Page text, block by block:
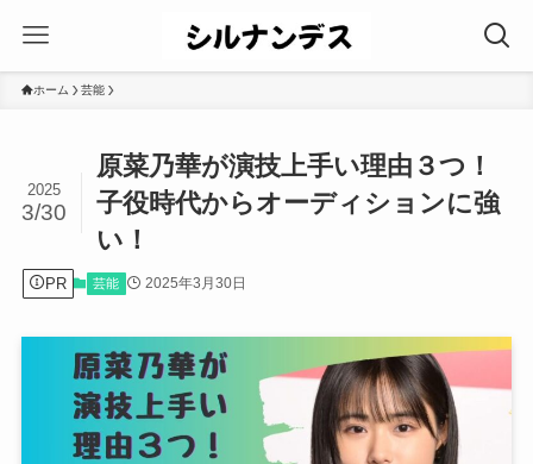
ホーム 芸能
原菜乃華が演技上手い理由３つ！
子役時代からオーディションに強
い！
2025
3/30
PR 芸能 2025年3月30日